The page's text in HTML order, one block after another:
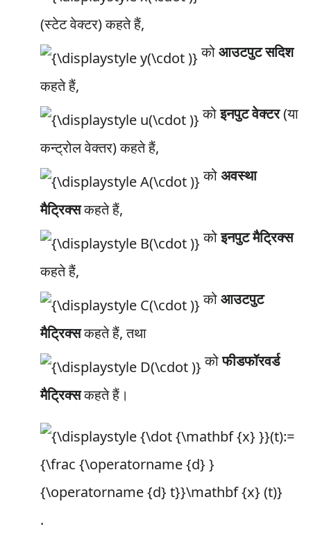
(स्टेट वेक्टर) कहते हैं,
कोआउटपुट सदिश
कहते हैं,
कोइनपुट वेक्टर(या
कन्ट्रोल वेक्तर) कहते हैं,
कोअवस्था
मैट्रिक्सकहते हैं,
कोइनपुट मैट्रिक्स
कहते हैं,
कोआउटपुट
मैट्रिक्सकहते हैं, तथा
कोफीडफॉरवर्ड
मैट्रिक्सकहते हैं।
.